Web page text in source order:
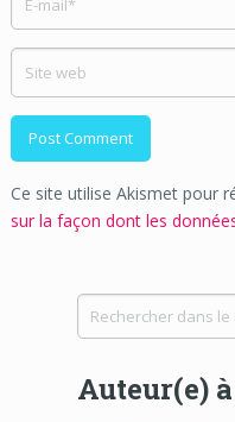
Ce site utilise Akismet pour
sur la façon dont les
Auteur(e)